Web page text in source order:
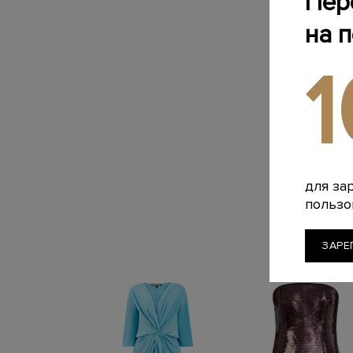
на
для